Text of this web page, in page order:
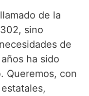
de la
sino
de
ha sido
Queremos, con